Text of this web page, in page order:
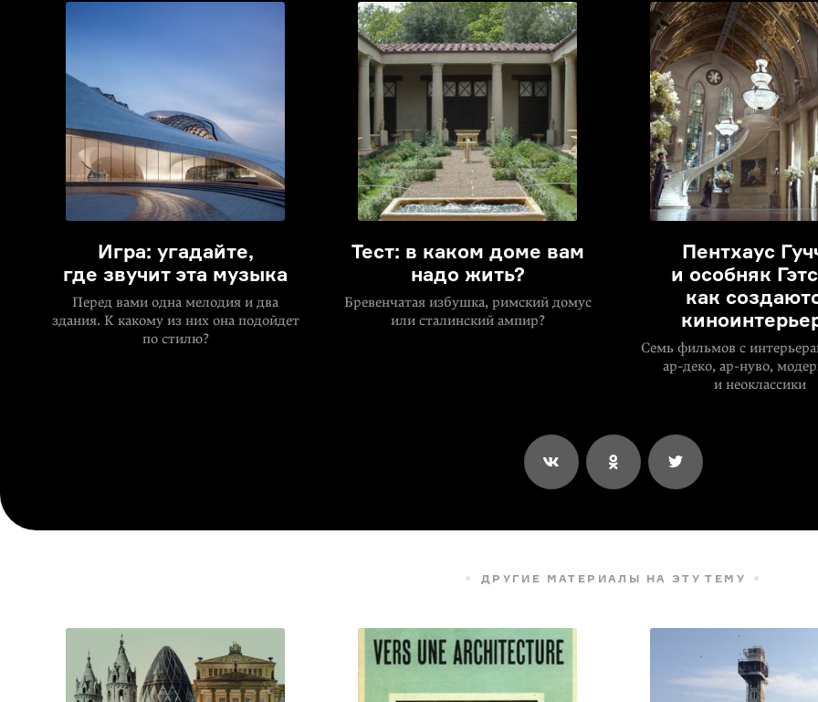
Игра: угадайте,
где звучит эта музыка
Перед вами одна мелодия и два
здания. К какому из них она подойдет
по стилю?
Тест: в каком доме вам
надо жить?
Бревенчатая избушка, римский домус
или сталинский ампир?
Пентхаус
и особняк
как
Семь фильмов с
ар-деко, ар-нуво,
и неоклассики
ДРУГИЕ МАТЕРИАЛЫ НА ЭТУ ТЕМУ